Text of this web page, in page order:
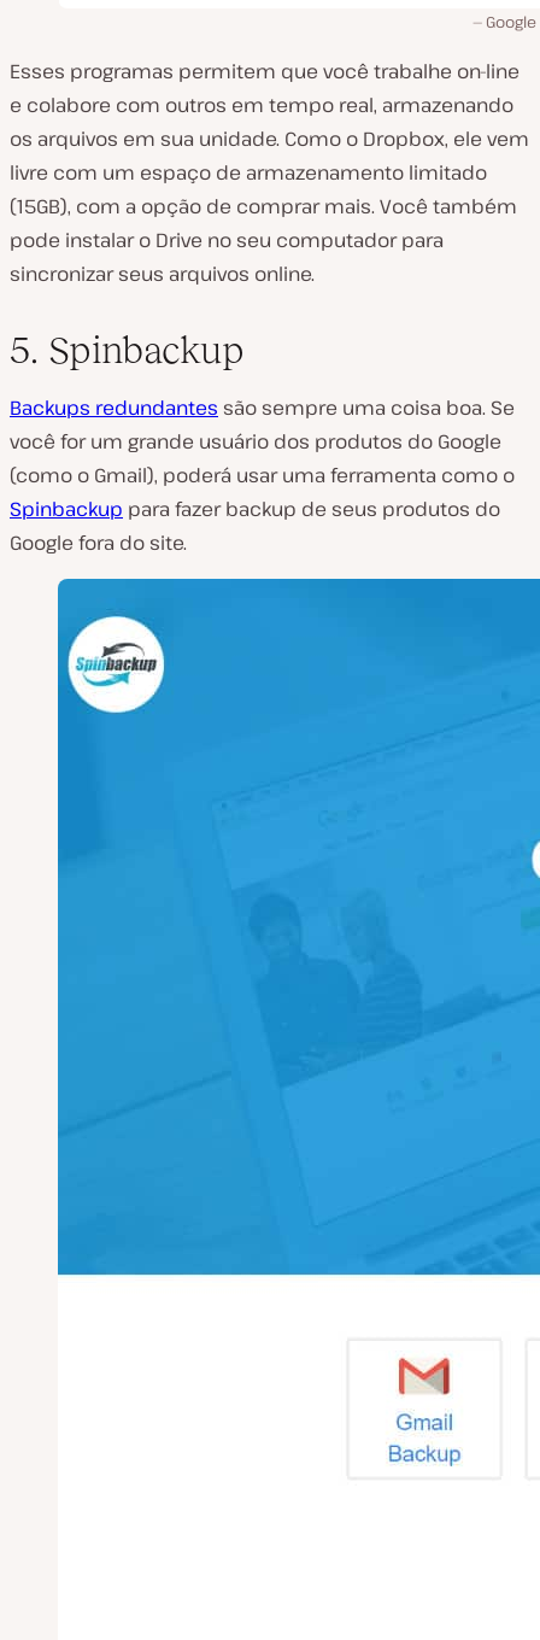
Esses programas permitem que você trabalhe on-line
e colabore com outros em tempo real, armazenando
os arquivos em sua unidade. Como o Dropbox, ele vem
livre com um espaço de armazenamento limitado
(15GB), com a opção de comprar mais. Você também
pode instalar o Drive no seu computador para
sincronizar seus arquivos online.
5. Spinbackup
Backups redundantes são sempre uma coisa boa. Se
você for um grande usuário dos produtos do Google
(como o Gmail), poderá usar uma ferramenta como o
Spinbackup para fazer backup de seus produtos do
Google fora do site.